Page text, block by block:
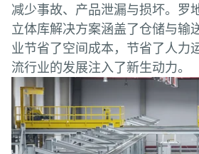
减少事故、产品泄漏与损坏。罗
立体库解决方案涵盖了仓储与输
业节省了空间成本，节省了人力
流行业的发展注入了新生动力。